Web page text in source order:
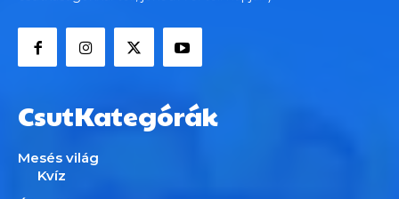
CsutKategórák
Mesés világ
Kvíz